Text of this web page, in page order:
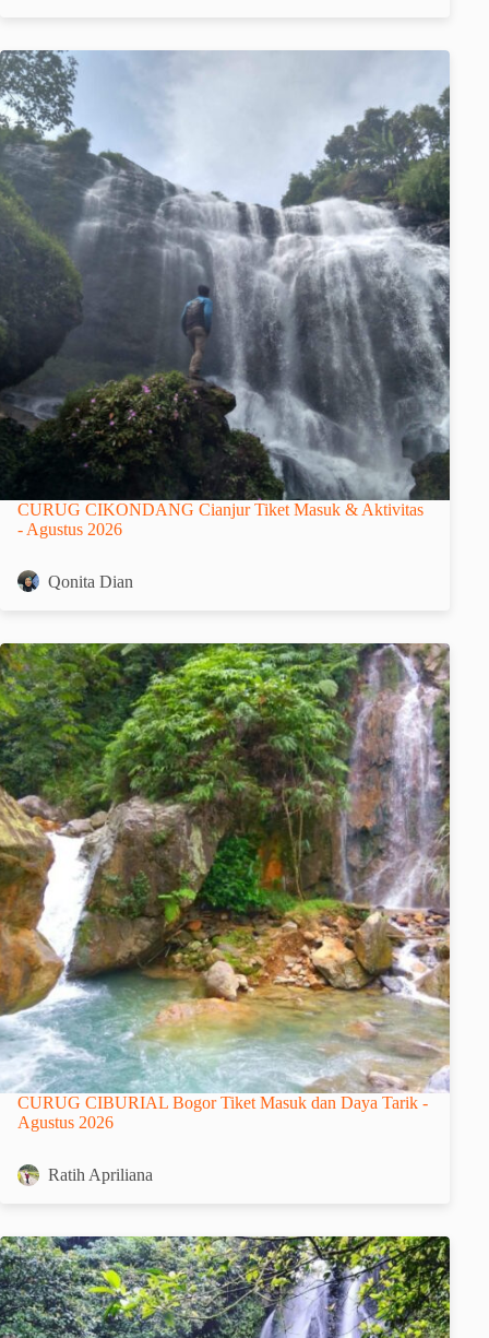
CURUG CIKONDANG Cianjur Tiket Masuk & Aktivitas
- Agustus 2026
Qonita Dian
CURUG CIBURIAL Bogor Tiket Masuk dan Daya Tarik -
Agustus 2026
Ratih Apriliana